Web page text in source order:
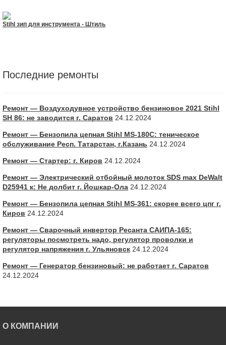
Stihl зип для инструмента - Штиль
Последние ремонты
Ремонт — Воздуходувное устройство бензиновое 2021 Stihl
SH 86: не заводится г. Саратов 24.12.2024
Ремонт — Бензопила цепная Stihl MS-180С: теническое
обслуживание Респ. Татарстан, г.Казань 24.12.2024
Ремонт — Стартер: г. Киров 24.12.2024
Ремонт — Электрический отбойный молоток SDS max DeWalt
D25941 к: Не долбит г. Йошкар-Ола 24.12.2024
Ремонт — Бензопила цепная Stihl MS-361: скорее всего цпг г.
Киров 24.12.2024
Ремонт — Сварочный инвертор Ресанта САИПА-165:
регуляторы посмотреть надо, регулятор проволки и
регулятор напряжения г. Ульяновск 24.12.2024
Ремонт — Генератор бензиновый: не работает г. Саратов
24.12.2024
О КОМПАНИИ